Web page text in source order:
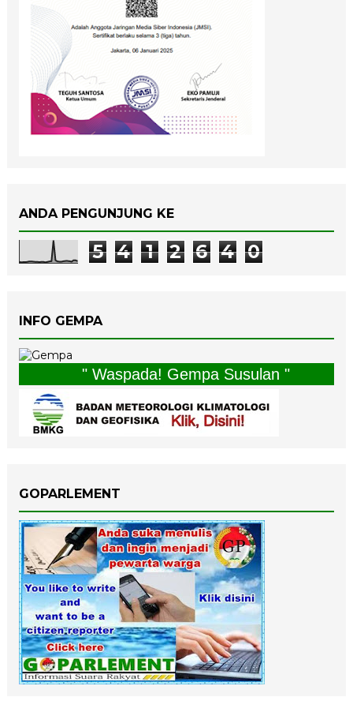
ANDA PENGUNJUNG KE
5 4 1 2 6 4 0
INFO GEMPA
" Waspada! Gempa Susulan "
GOPARLEMENT